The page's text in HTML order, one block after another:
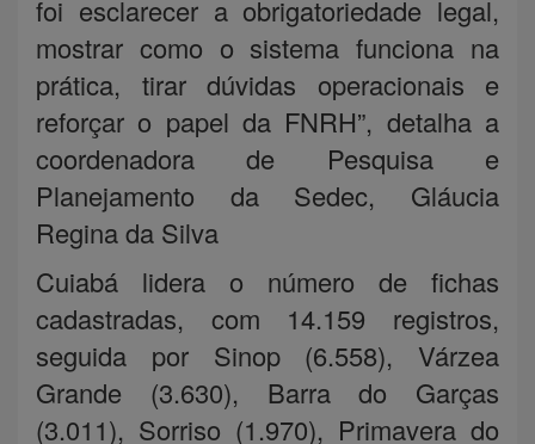
foi esclarecer a obrigatoriedade legal,
mostrar como o sistema funciona na
prática, tirar dúvidas operacionais e
reforçar o papel da FNRH”, detalha a
coordenadora de Pesquisa e
Planejamento da Sedec, Gláucia
Regina da Silva
Cuiabá lidera o número de fichas
cadastradas, com 14.159 registros,
seguida por Sinop (6.558), Várzea
Grande (3.630), Barra do Garças
(3.011), Sorriso (1.970), Primavera do